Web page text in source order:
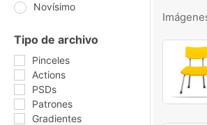
Novísimo
Tipo de archivo
Pinceles
Actions
PSDs
Patrones
Gradientes